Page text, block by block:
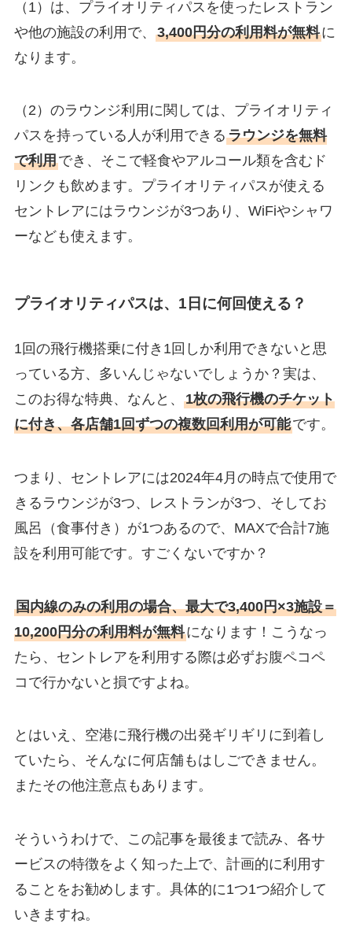
（1）は、プライオリティパスを使ったレストラン
や他の施設の利用で、 3,400円分の利用料が無料に
なります。
（2）のラウンジ利用に関しては、プライオリティ
パスを持っている人が利用できるラウンジを無料
で利用でき、そこで軽食やアルコール類を含むド
リンクも飲めます。プライオリティパスが使える
セントレアにはラウンジが3つあり、WiFiやシャワ
ーなども使えます。
プライオリティパスは、1日に何回使える？
1回の飛行機搭乗に付き1回しか利用できないと思
っている方、多いんじゃないでしょうか？実は、
このお得な特典、なんと、 1枚の飛行機のチケット
に付き、各店舗1回ずつの複数回利用が可能です。
つまり、セントレアには2024年4月の時点で使用で
きるラウンジが3つ、レストランが3つ、そしてお
風呂（食事付き）が1つあるので、MAXで合計7施
設を利用可能です。すごくないですか？
国内線のみの利用の場合、最大で3,400円×3施設＝
10,200円分の利用料が無料になります！こうなっ
たら、セントレアを利用する際は必ずお腹ペコペ
コで行かないと損ですよね。
とはいえ、空港に飛行機の出発ギリギリに到着し
ていたら、そんなに何店舗もはしごできません。
またその他注意点もあります。
そういうわけで、この記事を最後まで読み、各サ
ービスの特徴をよく知った上で、計画的に利用す
ることをお勧めします。具体的に1つ1つ紹介して
いきますね。